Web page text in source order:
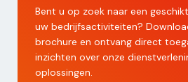
Bent u op zoek naar een
uw bedrijfsactiviteiten?
brochure en ontvang direct
inzichten over onze
oplossingen.